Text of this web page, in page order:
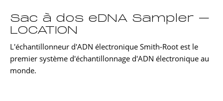
Sac à dos eDNA Sampler –
LOCATION
L'échantillonneur d'ADN électronique Smith-Root est le
premier système d'échantillonnage d'ADN électronique au
monde.